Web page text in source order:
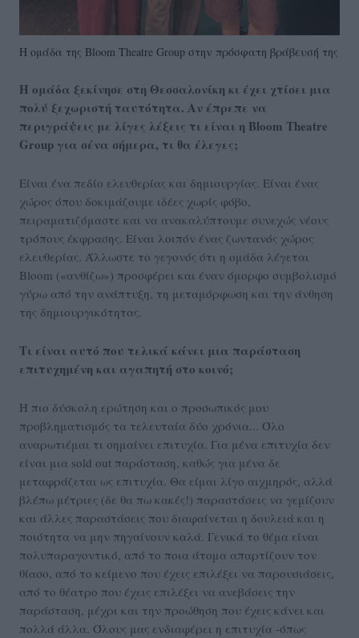
Η ομάδα της Bloom Theatre Group στην πρόσφατη βράβευσή της
Η ομάδα ξεκίνησε στη Θεσσαλονίκη κι έχει χτίσει μια
πολύ ξεχωριστή ταυτότητα. Αν έπρεπε να
περιγράψεις με λίγες λέξεις τι είναι η Bloom Theatre
Group για σένα σήμερα, τι θα έλεγες;
Είναι ένα πεδίο ελευθερίας και δημιουργίας. Είναι ένας
χώρος όπου δοκιμάζoυμε ιδέες χωρίς φόβο,
πειραματιζόμαστε και να ανακαλύπτουμε συνεχώς νέους
τρόπους έκφρασης. Είναι λοιπόν ένας ζωντανός χώρος
ελευθερίας. Άλλωστε το γεγονός ότι η ομάδα λέγεται
Bloom («ανθίζω») προσφέρει και έναν όμορφο συμβολισμό
γύρω από την ανάπτυξη, τη μεταμόρφωση και την άνθηση
της δημιουργικότητας.
Τι είναι αυτό που τελικά κάνει μια παράσταση
επιτυχημένη και αγαπητή στο κοινό;
Η πιο δύσκολη ερώτηση και ο προσωπικός μου
προβληματισμός τα τελευταία δύο χρόνια... Όλο
αναρωτιέμαι τι σημαίνει επιτυχία. Για μένα επιτυχία δεν
είναι μια sold out παράσταση, καθώς για μένα δε
μεταφράζεται ως επιτυχία. Θα είμαι λίγο αιχμηρός, αλλά
βλέπω μέτριες (δε θα πω κακές!) παραστάσεις να γεμίζουν
και άλλες παραστάσεις που διαφαίνεται η δουλειά και η
ποιότητα να μην πηγαίνουν καλά. Γενικά το θέμα είναι
πολυπαραγοντικό, από το ποια άτομα απαρτίζουν τον
θίασο, από το κείμενο που έχεις επιλέξει να παρουσιάσεις,
από το θέατρο που έχεις επιλέξει να ανεβάσεις την
παράσταση, μέχρι και την προώθηση που έχεις κάνει και
πολλά άλλα. Όλους μας ενδιαφέρει η επιτυχία -όπως